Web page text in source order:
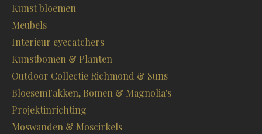
Kunst bloemen
Meubels
Interieur eyecatchers
Kunstbomen & Planten
Outdoor Collectie Richmond & Suns
BloesemTakken, Bomen & Magnolia's
Projektinrichting
Moswanden & Moscirkels